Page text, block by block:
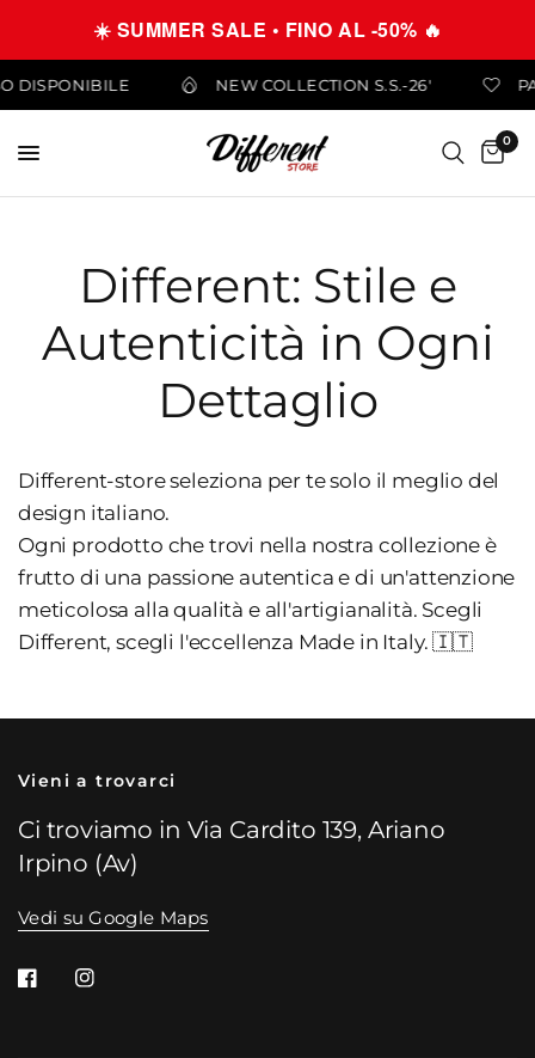
☀️ SUMMER SALE • FINO AL -50% 🔥
DISPONIBILE NEW COLLECTION S.S.-26'
0
Different: Stile e
Autenticità in Ogni
Dettaglio
Different-store seleziona per te solo il meglio del
design italiano.
Ogni prodotto che trovi nella nostra collezione è
frutto di una passione autentica e di un'attenzione
meticolosa alla qualità e all'artigianalità. Scegli
Different, scegli l'eccellenza Made in Italy. 🇮🇹
Vieni a trovarci
Ci troviamo in Via Cardito 139, Ariano
Irpino (Av)
Vedi su Google Maps